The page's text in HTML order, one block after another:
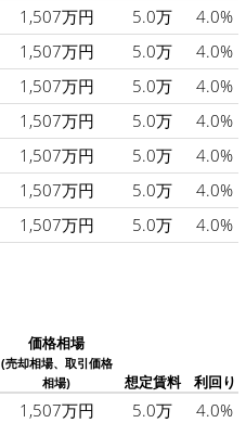
1,507万円 5.0万
4.0%
1,507万円 5.0万
4.0%
1,507万円 5.0万
4.0%
1,507万円 5.0万
4.0%
1,507万円 5.0万
4.0%
1,507万円 5.0万
4.0%
1,507万円 5.0万 4.0%
価格相場
(売却相場、取引価格
相場)
想定賃料 利回り
1,507万円 5.0万
4.0%